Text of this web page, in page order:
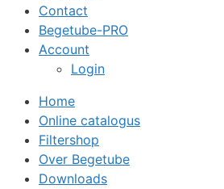
Contact
Begetube-PRO
Account
Login
Home
Online catalogus
Filtershop
Over Begetube
Downloads